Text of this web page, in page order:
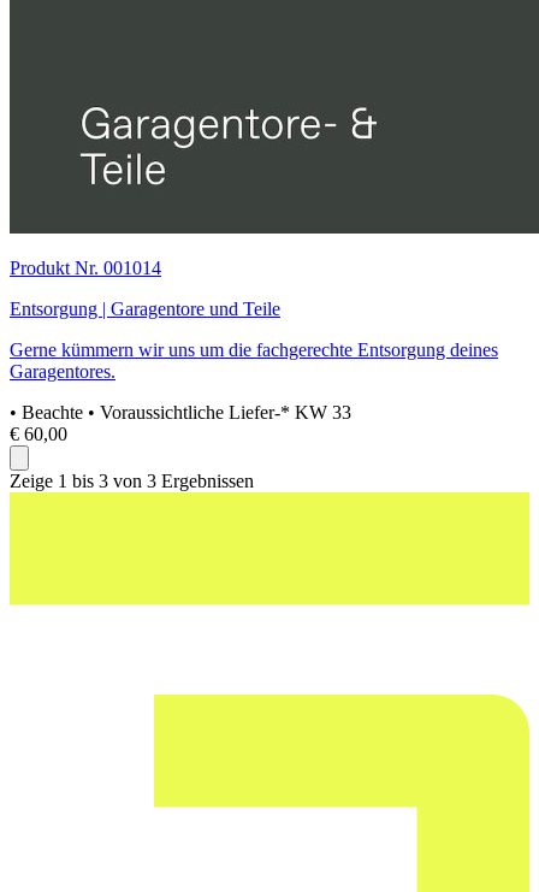
Produkt Nr. 001014
Entsorgung | Garagentore und Teile
Gerne kümmern wir uns um die fachgerechte Entsorgung deines
Garagentores.
• Beachte • Voraussichtliche Liefer-* KW 33
€ 60,00
Zeige 1 bis 3 von 3 Ergebnissen